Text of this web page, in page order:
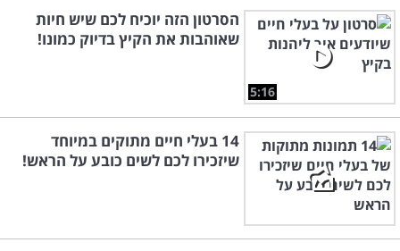
5:16
הסרטון הזה יוכיח לכם שיש חיות
שאוהבות את הקיץ בדיוק כמונו!
14 בעלי חיים מתוקים במיוחד
שיזכירו לכם לשים כובע על הראש!